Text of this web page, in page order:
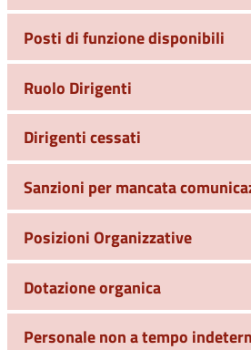
Posti di funzione disponibili
Ruolo Dirigenti
Dirigenti cessati
Sanzioni per mancata
Posizioni Organizzative
Dotazione organica
Personale non a tempo